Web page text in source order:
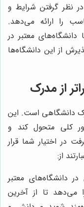
نظر گرفتن شرایط و
را ارائه می‌دهد.
دانشگاه‌های معتبر در
از این دانشگاه‌ها
از مدرک
دانشگاهی است. این
کلی متحول کند و
در اختیار شما قرار
از:
دانشگاه‌های معتبر
می‌دهد تا از آخرین